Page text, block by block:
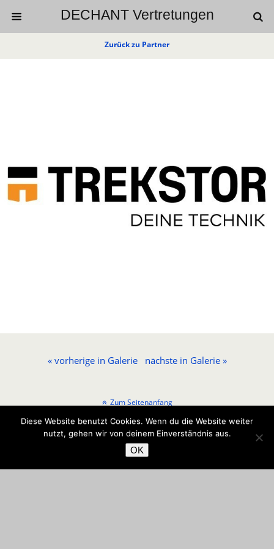
DECHANT Vertretungen
Zurück zu Partner
« vorherige in Galerie nächste in Galerie »
Zum Seitenanfang
Mobil Desktop
Diese Website benutzt Cookies. Wenn du die Website weiter
nutzt, gehen wir von deinem Einverständnis aus.
OK